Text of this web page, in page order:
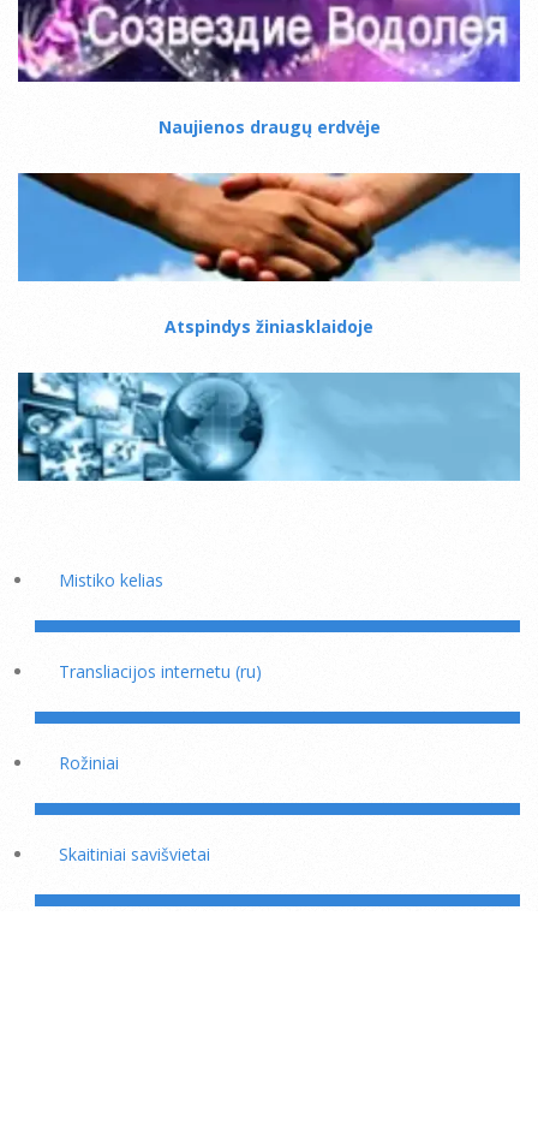
Naujienos draugų erdvėje
Atspindys žiniasklaidoje
Mistiko kelias
Transliacijos internetu (ru)
Rožiniai
Skaitiniai savišvietai